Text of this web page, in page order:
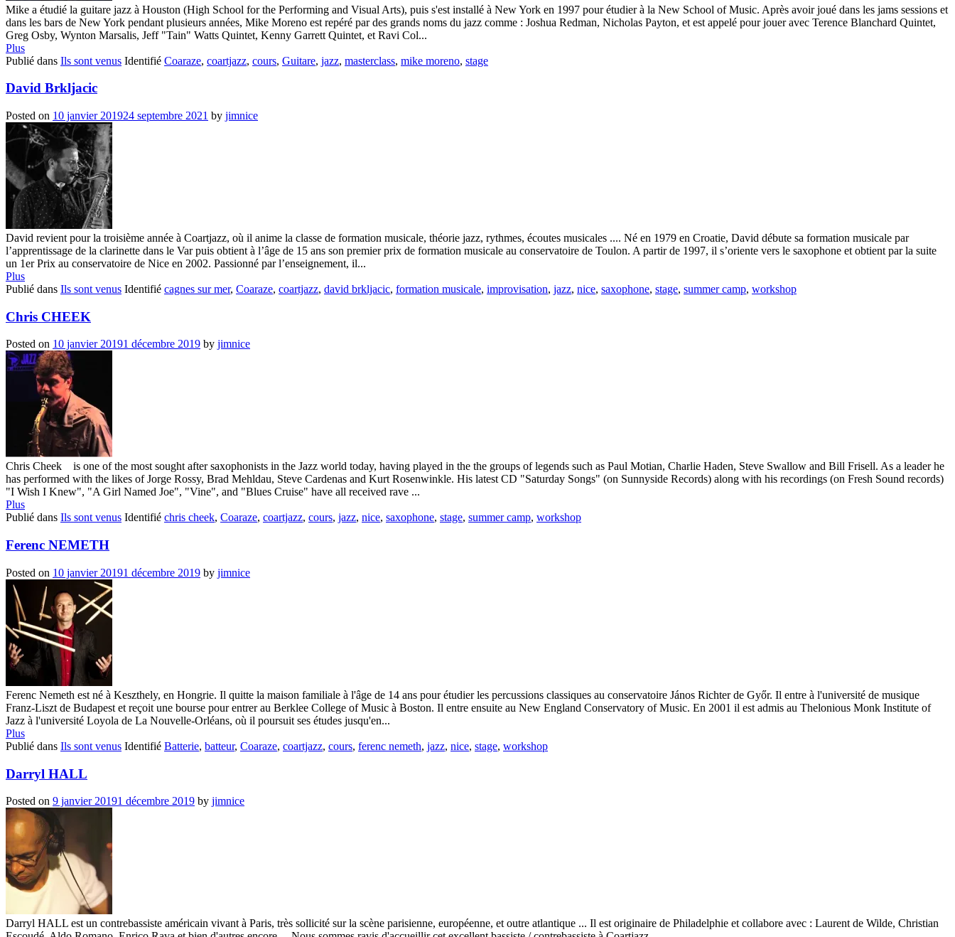
Mike a étudié la guitare jazz à Houston (High School for the Performing and Visual Arts), puis s'est installé à New York en 1997 pour étudier à la New School of Music. Après avoir joué dans les jams sessions et
dans les bars de New York pendant plusieurs années, Mike Moreno est repéré par des grands noms du jazz comme : Joshua Redman, Nicholas Payton, et est appelé pour jouer avec Terence Blanchard Quintet,
Greg Osby, Wynton Marsalis, Jeff "Tain" Watts Quintet, Kenny Garrett Quintet, et Ravi Col...
Plus
Publié dans Ils sont venus Identifié Coaraze, coartjazz, cours, Guitare, jazz, masterclass, mike moreno, stage
David Brkljacic
Posted on 10 janvier 201924 septembre 2021 by jimnice
David revient pour la troisième année à Coartjazz, où il anime la classe de formation musicale, théorie jazz, rythmes, écoutes musicales .... Né en 1979 en Croatie, David débute sa formation musicale par
l’apprentissage de la clarinette dans le Var puis obtient à l’âge de 15 ans son premier prix de formation musicale au conservatoire de Toulon. A partir de 1997, il s’oriente vers le saxophone et obtient par la suite
un 1er Prix au conservatoire de Nice en 2002. Passionné par l’enseignement, il...
Plus
Publié dans Ils sont venus Identifié cagnes sur mer, Coaraze, coartjazz, david brkljacic, formation musicale, improvisation, jazz, nice, saxophone, stage, summer camp, workshop
Chris CHEEK
Posted on 10 janvier 20191 décembre 2019 by jimnice
Chris Cheek is one of the most sought after saxophonists in the Jazz world today, having played in the the groups of legends such as Paul Motian, Charlie Haden, Steve Swallow and Bill Frisell. As a leader he
has performed with the likes of Jorge Rossy, Brad Mehldau, Steve Cardenas and Kurt Rosenwinkle. His latest CD "Saturday Songs" (on Sunnyside Records) along with his recordings (on Fresh Sound records)
"I Wish I Knew", "A Girl Named Joe", "Vine", and "Blues Cruise" have all received rave ...
Plus
Publié dans Ils sont venus Identifié chris cheek, Coaraze, coartjazz, cours, jazz, nice, saxophone, stage, summer camp, workshop
Ferenc NEMETH
Posted on 10 janvier 20191 décembre 2019 by jimnice
Ferenc Nemeth est né à Keszthely, en Hongrie. Il quitte la maison familiale à l'âge de 14 ans pour étudier les percussions classiques au conservatoire János Richter de Győr. Il entre à l'université de musique
Franz-Liszt de Budapest et reçoit une bourse pour entrer au Berklee College of Music à Boston. Il entre ensuite au New England Conservatory of Music. En 2001 il est admis au Thelonious Monk Institute of
Jazz à l'université Loyola de La Nouvelle-Orléans, où il poursuit ses études jusqu'en...
Plus
Publié dans Ils sont venus Identifié Batterie, batteur, Coaraze, coartjazz, cours, ferenc nemeth, jazz, nice, stage, workshop
Darryl HALL
Posted on 9 janvier 20191 décembre 2019 by jimnice
Darryl HALL est un contrebassiste américain vivant à Paris, très sollicité sur la scène parisienne, européenne, et outre atlantique ... Il est originaire de Philadelphie et collabore avec : Laurent de Wilde, Christian